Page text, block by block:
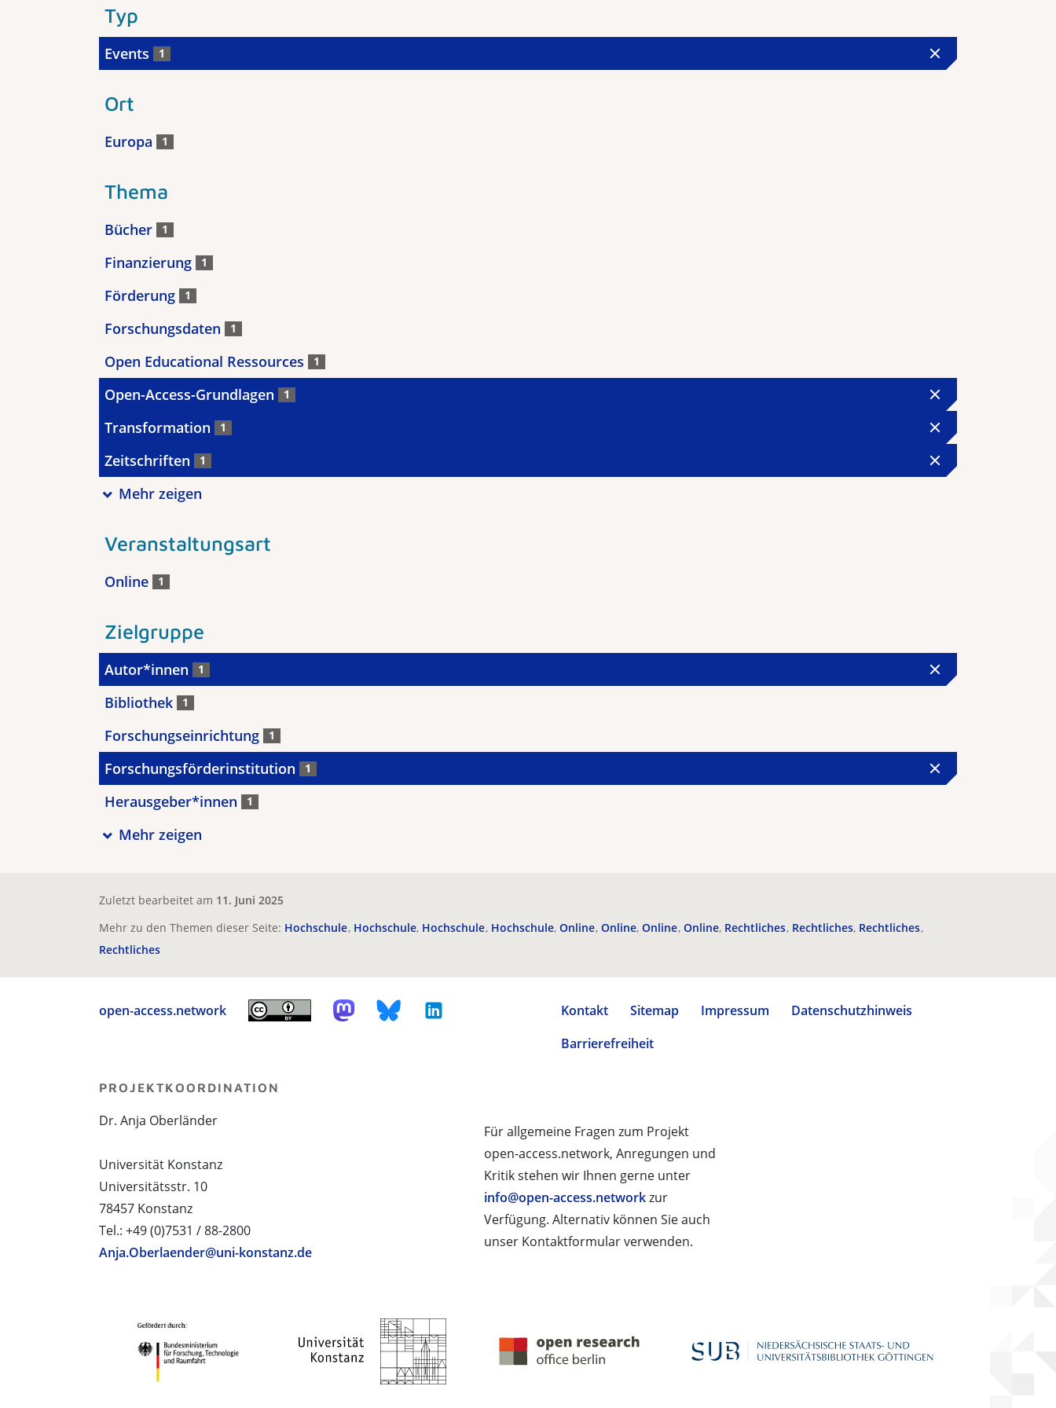
Typ
Events 1
Ort
Europa 1
Thema
Bücher 1
Finanzierung 1
Förderung 1
Forschungsdaten 1
Open Educational Ressources 1
Open-Access-Grundlagen 1
Transformation 1
Zeitschriften 1
Mehr zeigen
Veranstaltungsart
Online 1
Zielgruppe
Autor*innen 1
Bibliothek 1
Forschungseinrichtung 1
Forschungsförderinstitution 1
Herausgeber*innen 1
Mehr zeigen
Zuletzt bearbeitet am 11. Juni 2025
Mehr zu den Themen dieser Seite: Hochschule Hochschule Hochschule Hochschule Online Online Online Online Rechtliches Rechtliches Rechtliches
Rechtliches
open-access.network Kontakt Sitemap Impressum
Datenschutzhinweis
Barrierefreiheit
Für allgemeine Fragen zum Projekt
open-access.network, Anregungen und
Kritik stehen wir Ihnen gerne unter
info@open-access.networkzur
Verfügung. Alternativ können Sie auch
unser Kontaktformular verwenden.
PROJEKTKOORDINATION
Dr. Anja Oberländer
Universität Konstanz
Universitätsstr. 10
78457 Konstanz
Tel.: +49 (0)7531 / 88-2800
Anja.Oberlaender@uni-konstanz.de